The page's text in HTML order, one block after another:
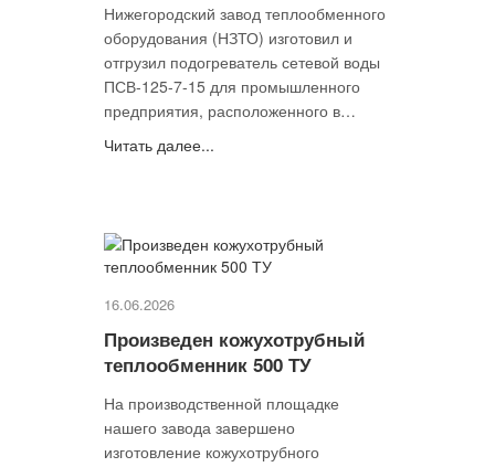
Нижегородский завод теплообменного
оборудования (НЗТО) изготовил и
отгрузил подогреватель сетевой воды
ПСВ-125-7-15 для промышленного
предприятия, расположенного в
отправлен заказчику и готовится к
Читать далее...
16.06.2026
Произведен кожухотрубный
теплообменник 500 ТУ
На производственной площадке
нашего завода завершено
изготовление кожухотрубного